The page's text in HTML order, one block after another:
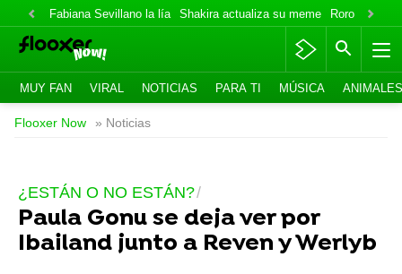
Fabiana Sevillano la lía Shakira actualiza su meme Roro lo niega
MUY FAN VIRAL NOTICIAS PARA TI MÚSICA ANIMALES
Flooxer Now » Noticias
¿ESTÁN O NO ESTÁN?
Paula Gonu se deja ver por
Ibailand junto a Reven y Werlyb